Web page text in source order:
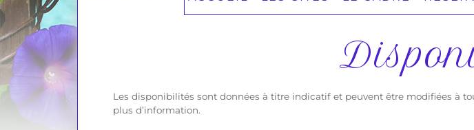
Les disponibilités sont données à titre indicatif et peuvent être modifiées à
plus d’information.